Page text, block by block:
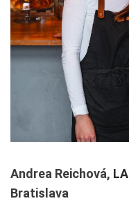
Andrea Reichová,
Bratislava